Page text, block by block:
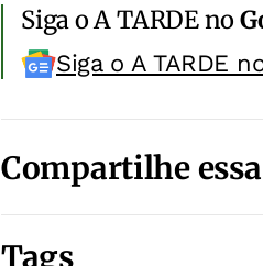
Siga o A TARDE no
Siga o A TARDE
Compartilhe
Tags